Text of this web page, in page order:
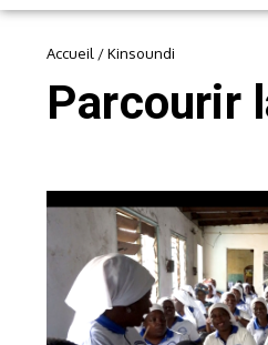
Accueil /Kinsoundi
Parcourir